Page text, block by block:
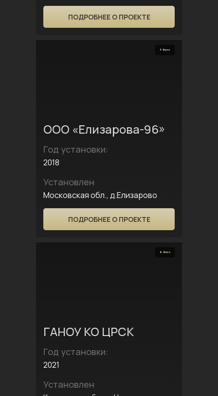
ПОДРОБНЕЕ О ПРОЕКТЕ
5 Фото
ООО «Елизарова-96»
Год установки:
2018
Установлен
Московская обл., д.Елизарово
ПОДРОБНЕЕ О ПРОЕКТЕ
6 Фото
ГАНОУ КО ЦРСК
Год установки:
2021
Установлен